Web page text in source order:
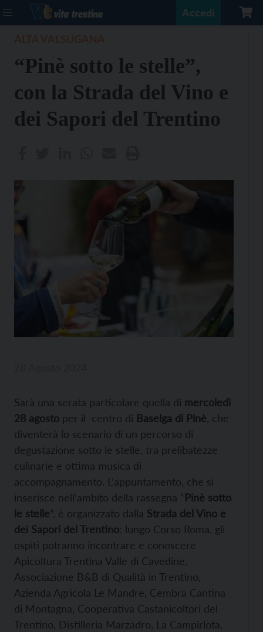
Accedi
“Pinè sotto le stelle”,
con la Strada del Vino e
dei Sapori del Trentino
Sarà una serata particolare quella di mercoledì
28 agosto per il centro di Baselga di Pinè , che
diventerà lo scenario di un percorso di
degustazione sotto le stelle, tra prelibatezze
culinarie e ottima musica di
accompagnamento. L’appuntamento, che si
inserisce nell’ambito della rassegna “Pinè sotto
le stelle”, è organizzato dalla Strada del Vino e
dei Sapori del Trentino: lungo Corso Roma, gli
ospiti potranno incontrare e conoscere
Apicoltura Trentina Valle di Cavedine,
Associazione B&B di Qualità in Trentino,
Azienda Agricola Le Mandre, Cembra Cantina
di Montagna, Cooperativa Castanicoltori del
Trentino, Distilleria Marzadro, La Campirlota,